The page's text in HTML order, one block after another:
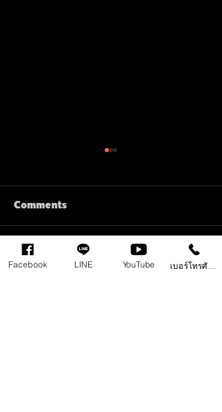
ลดเสียงก้อง เสียงอู้ ทำซา
Comments
Write a comment...
Facebook LINE YouTube